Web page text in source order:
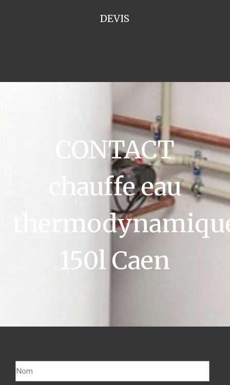
DEVIS
CONTACT
chauffe eau
150l Caen